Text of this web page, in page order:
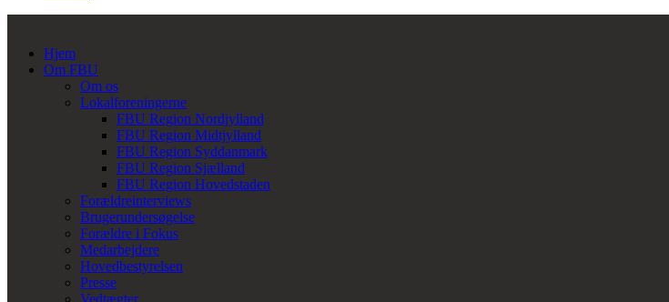
Hjem
Om FBU
Om os
Lokalforeningerne
FBU Region Nordjylland
FBU Region Midtjylland
FBU Region Syddanmark
FBU Region Sjælland
FBU Region Hovedstaden
Forældreinterviews
Brugerundersøgelse
Forældre i Fokus
Medarbejdere
Hovedbestyrelsen
Presse
Vedtægter